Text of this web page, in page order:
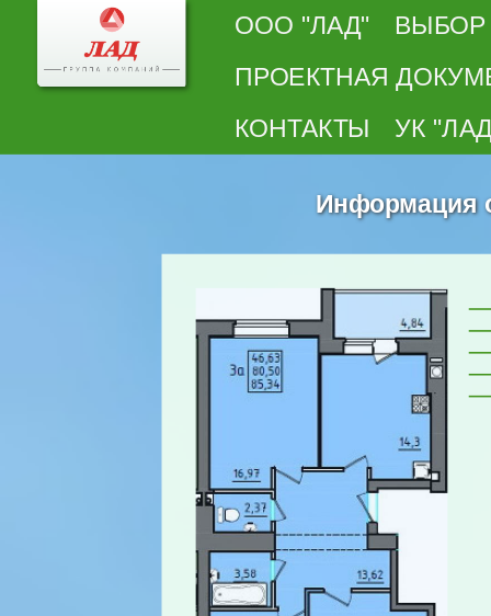
ООО "ЛАД" ВЫБОР
ПРОЕКТНАЯ
КОНТАКТЫ УК
Информация